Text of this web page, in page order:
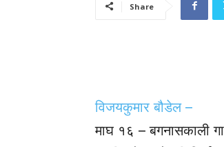
Share
विजयकुमार बौडेल –
माघ १६ – बगनासकाली